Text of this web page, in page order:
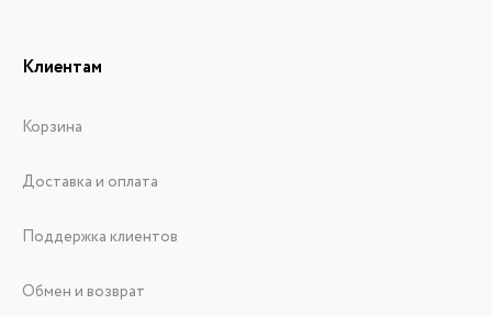
Клиентам
Корзина
Доставка и оплата
Поддержка клиентов
Обмен и возврат